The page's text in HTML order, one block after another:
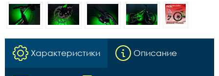
Характеристики Описание